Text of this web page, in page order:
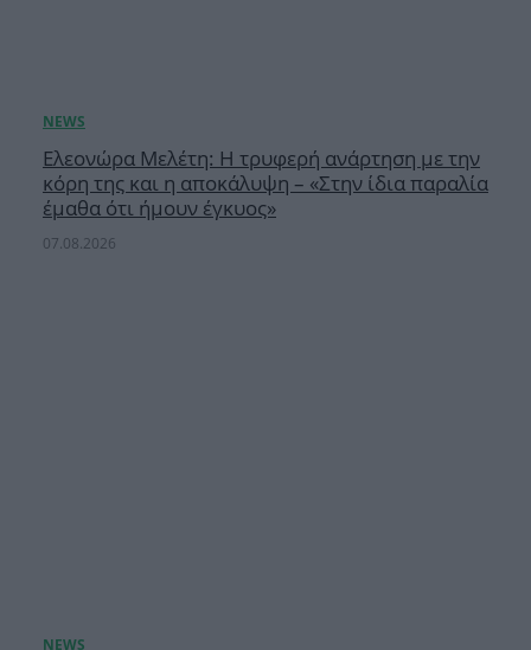
Ελεονώρα Μελέτη: Η τρυφερή ανάρτηση με την
κόρη της και η αποκάλυψη – «Στην ίδια παραλία
έμαθα ότι ήμουν έγκυος»
07.08.2026